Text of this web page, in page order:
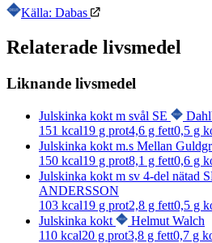
Källa: Dabas
Relaterade livsmedel
Liknande livsmedel
Julskinka kokt m svål SE
151 kcal19 g prot4,6 g fett0,5 g
Julskinka kokt m.s Mellan
150 kcal19 g prot8,1 g fett0,6 g
Julskinka kokt m sv 4-del nätad
ANDERSSON
103 kcal19 g prot2,8 g fett0,5 g
Julskinka kokt
Helmut Walch
110 kcal20 g prot3,8 g fett0,7 g